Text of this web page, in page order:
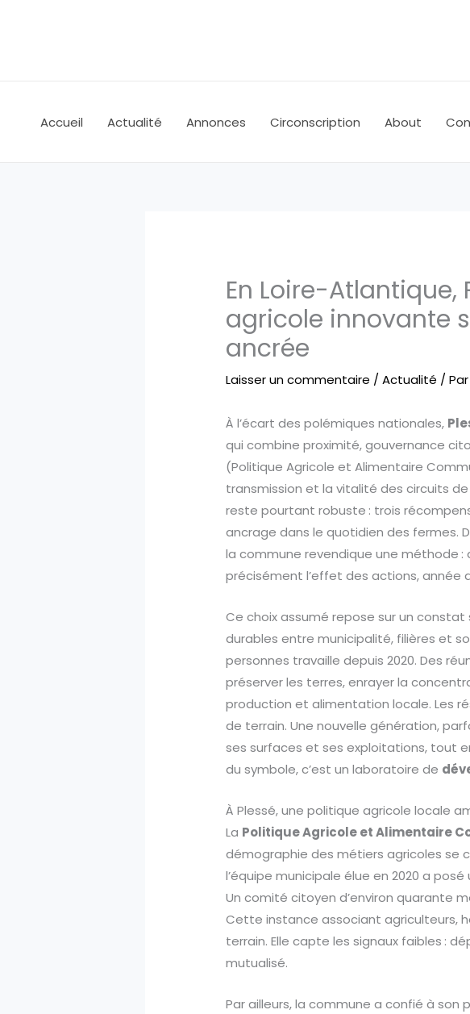
Accueil Actualité Annonces Circonscription About
En Loire-
agricole innovante
ancrée
Laisser un commentaire /Actualité /
À l’écart des polémiques nationales,
qui combine proximité, gouvernance
(Politique Agricole et Alimentaire
transmission et la vitalité des circuits de
reste pourtant robuste : trois
ancrage dans le quotidien des fermes.
la commune revendique une méthode
précisément l’effet des actions, année
Ce choix assumé repose sur un constat
durables entre municipalité, filières et
personnes travaille depuis 2020. Des
préserver les terres, enrayer la
production et alimentation locale. Les
de terrain. Une nouvelle génération,
ses surfaces et ses exploitations, tout
du symbole, c’est un laboratoire de
À Plessé, une politique agricole locale
La Politique Agricole et Alimentaire
démographie des métiers agricoles se
l’équipe municipale élue en 2020 a
Un comité citoyen d’environ quarante
Cette instance associant agriculteurs,
terrain. Elle capte les signaux faibles :
mutualisé.
Par ailleurs, la commune a confié à